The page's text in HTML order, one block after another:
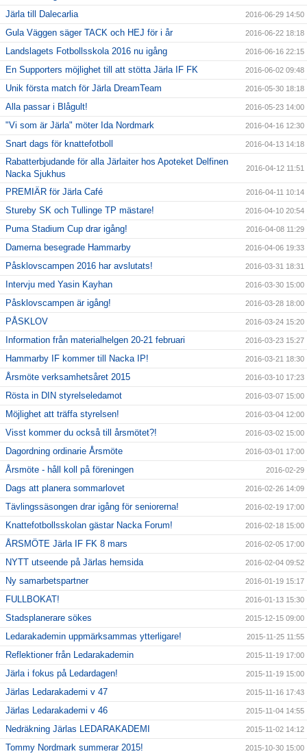
Järla till Dalecarlia 2016-06-29 14:50
Gula Väggen säger TACK och HEJ för i år 2016-06-22 18:18
Landslagets Fotbollsskola 2016 nu igång 2016-06-16 22:15
En Supporters möjlighet till att stötta Järla IF FK 2016-06-02 09:48
Unik första match för Järla DreamTeam 2016-05-30 18:18
Alla passar i Blågult! 2016-05-23 14:00
"Vi som är Järla" möter Ida Nordmark 2016-04-16 12:30
Snart dags för knattefotboll 2016-04-13 14:18
Rabatterbjudande för alla Järlaiter hos Apoteket Delfinen
Nacka Sjukhus
2016-04-12 11:51
PREMIÄR för Järla Café 2016-04-11 10:14
Stureby SK och Tullinge TP mästare! 2016-04-10 20:54
Puma Stadium Cup drar igång! 2016-04-08 11:29
Damerna besegrade Hammarby 2016-04-06 19:33
Påsklovscampen 2016 har avslutats! 2016-03-31 18:31
Intervju med Yasin Kayhan 2016-03-30 15:00
Påsklovscampen är igång! 2016-03-28 18:00
PÅSKLOV 2016-03-24 15:20
Information från materialhelgen 20-21 februari 2016-03-23 15:27
Hammarby IF kommer till Nacka IP! 2016-03-21 18:30
Årsmöte verksamhetsåret 2015 2016-03-10 17:23
Rösta in DIN styrelseledamot 2016-03-07 15:00
Möjlighet att träffa styrelsen! 2016-03-04 12:00
Visst kommer du också till årsmötet?! 2016-03-02 15:00
Dagordning ordinarie Årsmöte 2016-03-01 17:00
Årsmöte - håll koll på föreningen 2016-02-29
Dags att planera sommarlovet 2016-02-26 14:09
Tävlingssäsongen drar igång för seniorerna! 2016-02-19 17:00
Knattefotbollsskolan gästar Nacka Forum! 2016-02-18 15:00
ÅRSMÖTE Järla IF FK 8 mars 2016-02-05 17:00
NYTT utseende på Järlas hemsida 2016-02-04 09:52
Ny samarbetspartner 2016-01-19 15:17
FULLBOKAT! 2016-01-13 15:30
Stadsplanerare sökes 2015-12-15 09:00
Ledarakademin uppmärksammas ytterligare! 2015-11-25 11:55
Reflektioner från Ledarakademin 2015-11-19 17:00
Järla i fokus på Ledardagen! 2015-11-19 15:00
Järlas Ledarakademi v 47 2015-11-16 17:43
Järlas Ledarakademi v 46 2015-11-04 14:55
Nedräkning Järlas LEDARAKADEMI 2015-11-02 14:12
Tommy Nordmark summerar 2015! 2015-10-30 15:00